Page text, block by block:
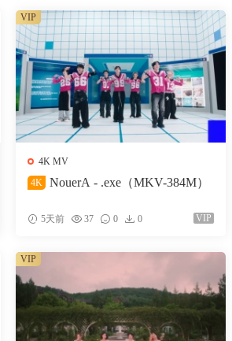
4K MV
4K
NouerA - .exe（MKV-384M）
5天前 37 0 0 VIP
VIP
VIP